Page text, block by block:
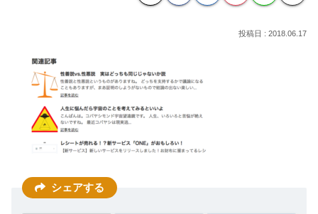
2018.06.17
シェアする